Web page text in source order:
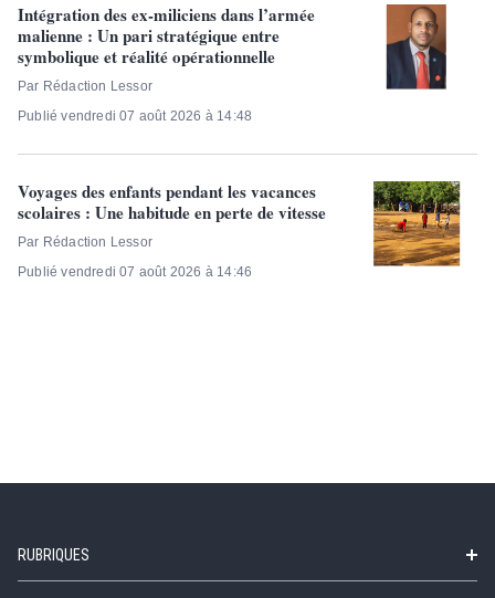
Intégration des ex-miliciens dans l’armée
malienne : Un pari stratégique entre
symbolique et réalité opérationnelle
Par Rédaction Lessor
Publié vendredi 07 août 2026 à 14:48
Voyages des enfants pendant les vacances
scolaires : Une habitude en perte de vitesse
Par Rédaction Lessor
Publié vendredi 07 août 2026 à 14:46
RUBRIQUES